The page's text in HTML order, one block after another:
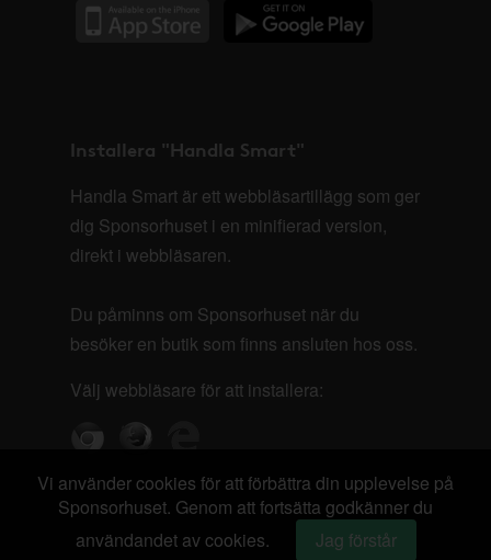
Installera "Handla Smart"
Handla Smart är ett webbläsartillägg som ger
dig Sponsorhuset i en minifierad version,
direkt i webbläsaren.
Du påminns om Sponsorhuset när du
besöker en butik som finns ansluten hos oss.
Välj webbläsare för att installera:
Vi använder cookies för att förbättra din upplevelse på
Sponsorhuset. Genom att fortsätta godkänner du
användandet av cookies.
Jag förstår